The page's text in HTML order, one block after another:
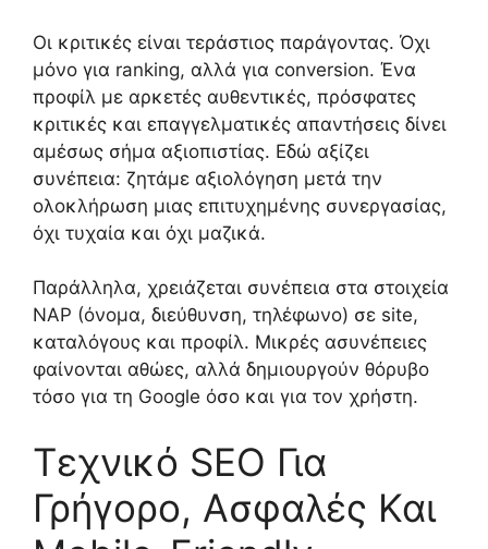
Οι κριτικές είναι τεράστιος παράγοντας. Όχι
μόνο για ranking, αλλά για conversion. Ένα
προφίλ με αρκετές αυθεντικές, πρόσφατες
κριτικές και επαγγελματικές απαντήσεις δίνει
αμέσως σήμα αξιοπιστίας. Εδώ αξίζει
συνέπεια: ζητάμε αξιολόγηση μετά την
ολοκλήρωση μιας επιτυχημένης συνεργασίας,
όχι τυχαία και όχι μαζικά.
Παράλληλα, χρειάζεται συνέπεια στα στοιχεία
NAP (όνομα, διεύθυνση, τηλέφωνο) σε site,
καταλόγους και προφίλ. Μικρές ασυνέπειες
φαίνονται αθώες, αλλά δημιουργούν θόρυβο
τόσο για τη Google όσο και για τον χρήστη.
Τεχνικό SEO Για
Γρήγορο, Ασφαλές Και